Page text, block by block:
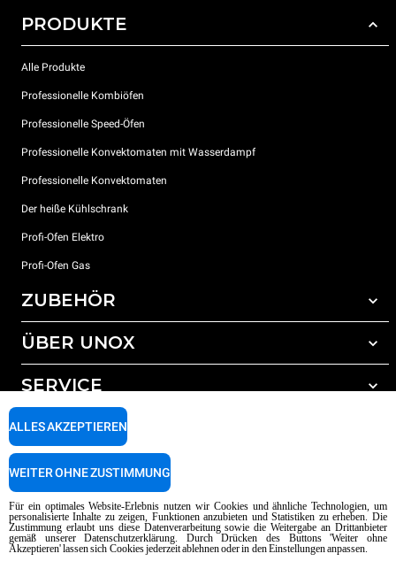
PRODUKTE
Alle Produkte
Professionelle Kombiöfen
Professionelle Speed-Öfen
Professionelle Konvektomaten mit Wasserdampf
Professionelle Konvektomaten
Der heiße Kühlschrank
Profi-Ofen Elektro
Profi-Ofen Gas
ZUBEHÖR
Gesamtes Zubehör
Wasseraufbereitung mit Kunstharzfiltern
Wasseraufbereitung durch Umkehrosmose
ÜBER UNOX
Unsere Standorte weltweit
SERVICE
Unox garantie
Händler Suche
Copyright 2026 UNOX SpA Alle Rechte vorbehalten. Reg. Imp. Padova n °
04230750285 - REA Padova 372835 - Kap. Soc. 5.000.000 € iv - P.IVA / CF
04230750285 - IT WEEE Reg. No. IT08020000000377
Für ein optimales Website-Erlebnis nutzen wir Cookies und ähnliche Technologien, um
personalisierte Inhalte zu zeigen, Funktionen anzubieten und Statistiken zu erheben. Die
Zustimmung erlaubt uns diese Datenverarbeitung sowie die Weitergabe an Drittanbieter
gemäß unserer Datenschutzerklärung. Durch Drücken des Buttons 'Weiter ohne
Akzeptieren' lassen sich Cookies jederzeit ablehnen oder in den Einstellungen anpassen.
ALLES AKZEPTIEREN
WEITER OHNE ZUSTIMMUNG